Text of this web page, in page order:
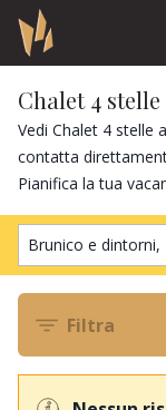
Chalet 4
Vedi Chalet 4 stelle
contatta
Pianifica la tua
Brunico e dintorni,
Filtra